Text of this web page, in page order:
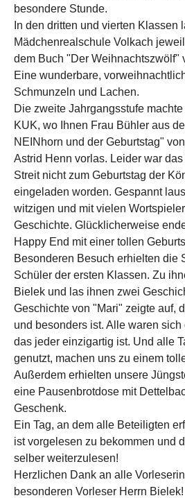
besondere Stunde.
In den dritten und vierten Klassen
Mädchenrealschule Volkach
dem Buch "Der Weihnachtszwölf"
Eine wunderbare,
Schmunzeln und Lachen.
Die zweite Jahrgangsstufe
KUK, wo Ihnen Frau Bühler aus
NEINhorn und der Geburtstag"
Astrid Henn vorlas. Leider war
Streit nicht zum Geburtstag der
eingeladen worden. Gespannt
witzigen und mit vielen
Geschichte. Glücklicherweise
Happy End mit einer tollen
Besonderen Besuch erhielten die
Schüler der ersten Klassen. Zu
Bielek und las ihnen zwei
Geschichte von "Mari" zeigte auf,
und besonders ist. Alle waren
das jeder einzigartig ist. Und alle
genutzt, machen uns zu einem
Außerdem erhielten unsere
eine Pausenbrotdose mit
Geschenk.
Ein Tag, an dem alle Beteiligten
ist vorgelesen zu bekommen und
selber weiterzulesen!
Herzlichen Dank an alle
besonderen Vorleser Herrn Bielek!